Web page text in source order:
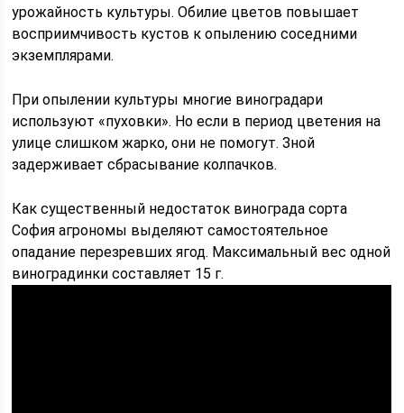
урожайность культуры. Обилие цветов повышает
восприимчивость кустов к опылению соседними
экземплярами.
При опылении культуры многие виноградари
используют «пуховки». Но если в период цветения на
улице слишком жарко, они не помогут. Зной
задерживает сбрасывание колпачков.
Как существенный недостаток винограда сорта
София агрономы выделяют самостоятельное
опадание перезревших ягод. Максимальный вес одной
виноградинки составляет 15 г.